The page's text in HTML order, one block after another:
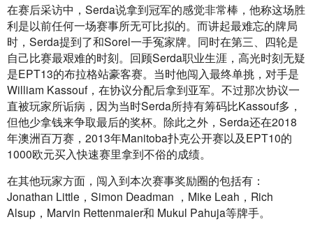
在赛后采访中，Serda说拿到冠军的感觉非常棒，他称这场胜
利是以前任何一场赛事所无可比拟的。而讲起最难忘的牌局
时，Serda提到了和Sorel一手冤家牌。同时在第三、四轮是
自己比赛最艰难的时刻。回顾Serda职业生涯，高光时刻无疑
是EPT13的布拉格站豪客赛。当时他闯入最终单挑，对手是
William Kassouf，在协议分配后拿到亚军。不过那次协议一
直被玩家所诟病，因为当时Serda所持有筹码比Kassouf多，
但他少拿钱来争取最后的奖杯。除此之外，Serda还在2018
年澳洲百万赛，2013年Manitoba扑克公开赛以及EPT10的
1000欧元买入快速赛里拿到不俗的成绩。
在其他玩家方面，闯入到本次赛事奖励圈的包括有：
Jonathan Little，Simon Deadman ，Mike Leah，Rich
Alsup，Marvin Rettenmaier和 Mukul Pahuja等牌手。